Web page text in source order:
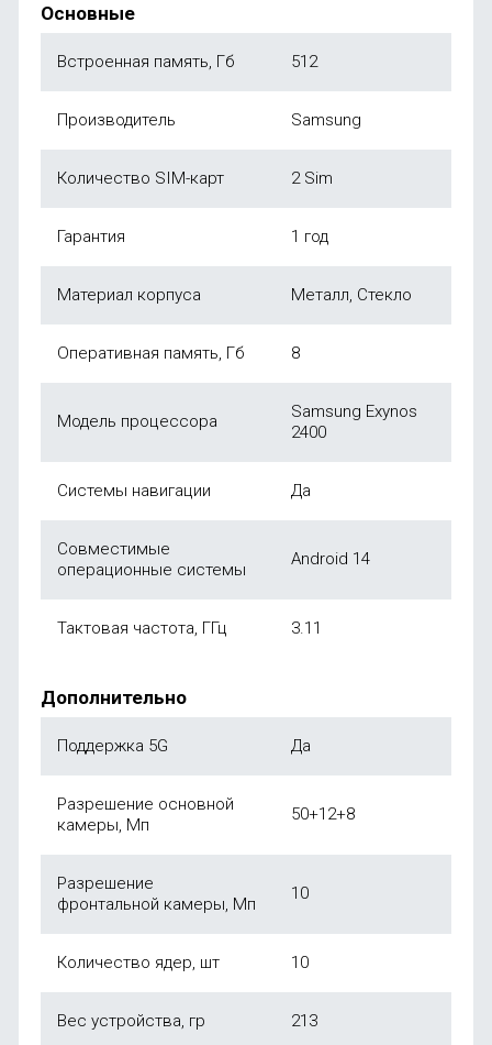
Основные
Встроенная память, Гб 512
Производитель Samsung
Количество SIM-карт 2 Sim
Гарантия 1 год
Материал корпуса Металл, Стекло
Оперативная память, Гб 8
Модель процессора
Samsung Exynos
2400
Системы навигации Да
Совместимые
операционные системы
Android 14
Тактовая частота, ГГц 3.11
Дополнительно
Поддержка 5G Да
Разрешение основной
камеры, Мп
50+12+8
Разрешение
фронтальной камеры, Мп
10
Количество ядер, шт 10
Вес устройства, гр 213